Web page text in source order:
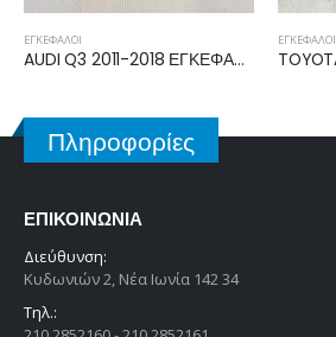
ΕΓΚΈΦΑΛΟΙ
AUDI Q3 2011-2018 ΕΓΚΕΦΑΛΟΣ ECU AIRBAG 8U0959655
ΕΓΚΈΦΑΛΟΙ
Πληροφορίες
ΕΠΙΚΟΙΝΩΝΊΑ
Διεύθυνση:
Κυδωνιών 2, Νέα Ιωνία 142 34
Τηλ.: